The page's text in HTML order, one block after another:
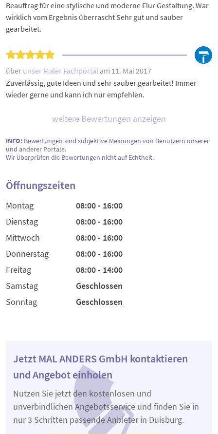
Beauftrag für eine stylische und moderne Flur Gestaltung. War
wirklich vom Ergebnis überrascht Sehr gut und sauber
gearbeitet.
über unser Maler Fachportal am 11. Mai 2017
Zuverlässig, gute Ideen und sehr sauber gearbeitet! Immer
wieder gerne und kann ich nur empfehlen.
weitere Bewertungen anzeigen
INFO: Bewertungen sind subjektive Meinungen von Benutzern unserer
und anderer Portale.
Wir überprüfen die Bewertungen nicht auf Echtheit.
Öffnungszeiten
Montag
08:00 - 16:00
Dienstag
08:00 - 16:00
Mittwoch
08:00 - 16:00
Donnerstag
08:00 - 16:00
Freitag
08:00 - 14:00
Samstag
Geschlossen
Sonntag
Geschlossen
Jetzt MAL ANDERS GmbH kontaktieren
und Angebot einholen
Nutzen Sie jetzt den kostenlosen und
unverbindlichen Angebotsservice und finden Sie in
nur 3 Schritten passende Anbieter in Duisburg.